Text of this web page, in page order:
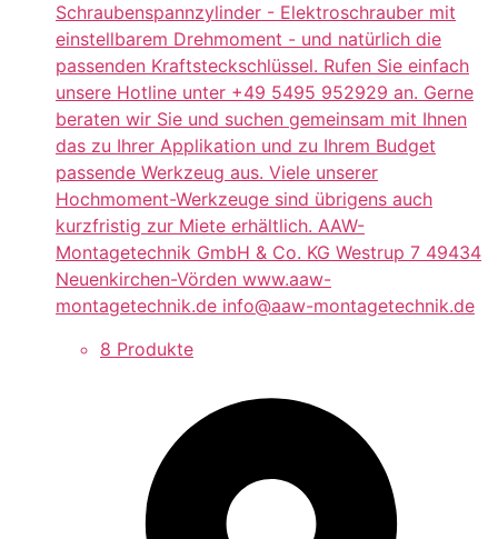
Schraubenspannzylinder - Elektroschrauber mit
einstellbarem Drehmoment - und natürlich die
passenden Kraftsteckschlüssel. Rufen Sie einfach
unsere Hotline unter +49 5495 952929 an. Gerne
beraten wir Sie und suchen gemeinsam mit Ihnen
das zu Ihrer Applikation und zu Ihrem Budget
passende Werkzeug aus. Viele unserer
Hochmoment-Werkzeuge sind übrigens auch
kurzfristig zur Miete erhältlich. AAW-
Montagetechnik GmbH & Co. KG Westrup 7 49434
Neuenkirchen-Vörden www.aaw-
montagetechnik.de info@aaw-montagetechnik.de
8 Produkte